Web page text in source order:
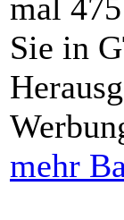
mal
Sie in
mehr